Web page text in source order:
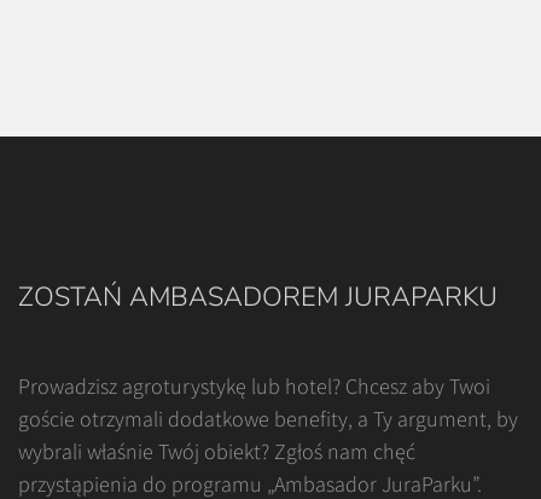
ZOSTAŃ AMBASADOREM JURAPARKU
Prowadzisz agroturystykę lub hotel? Chcesz aby Twoi
goście otrzymali dodatkowe benefity, a Ty argument, by
wybrali właśnie Twój obiekt? Zgłoś nam chęć
przystąpienia do programu „Ambasador JuraParku”.